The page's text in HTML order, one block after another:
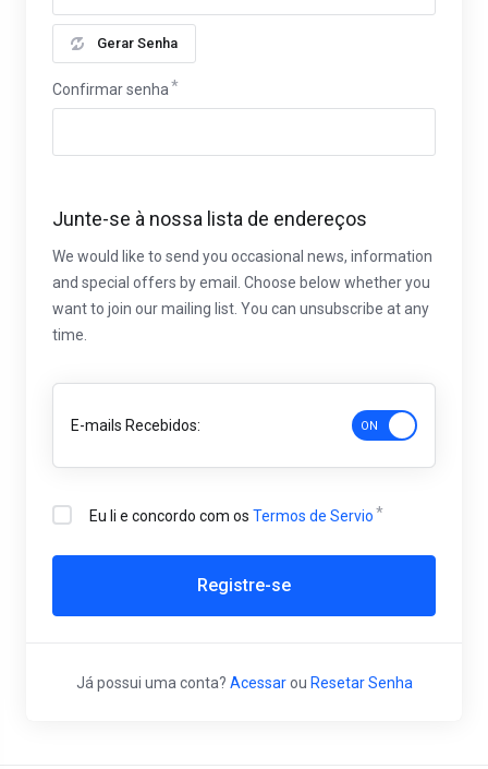
Gerar Senha
Confirmar senha
Junte-se à nossa lista de endereços
We would like to send you occasional news, information
and special offers by email. Choose below whether you
want to join our mailing list. You can unsubscribe at any
time.
E-mails Recebidos:
Eu li e concordo com os Termos de Servio
Registre-se
Já possui uma conta? Acessar ou Resetar Senha